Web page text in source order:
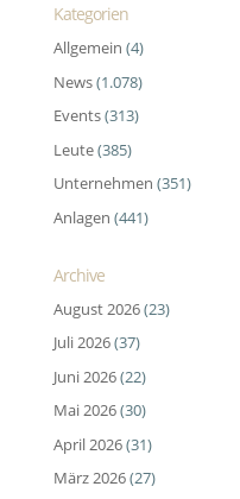
Kategorien
Allgemein (4)
News(1.078)
Events(313)
Leute(385)
Unternehmen (351)
Anlagen (441)
Archive
August 2026(23)
Juli 2026(37)
Juni 2026(22)
Mai 2026(30)
April 2026(31)
März 2026(27)